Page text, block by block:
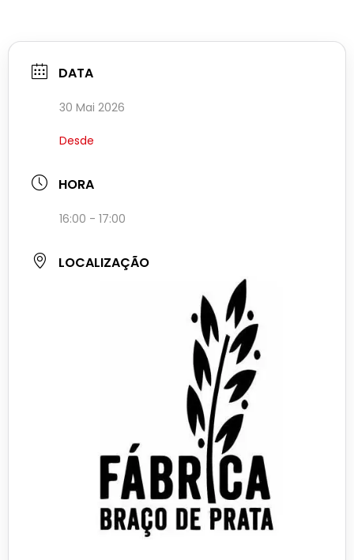
DATA
30 Mai 2026
Desde
HORA
16:00 - 17:00
LOCALIZAÇÃO